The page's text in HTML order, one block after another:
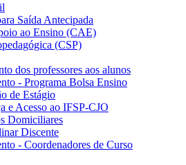
Saída Antecipada
ao Ensino (CAE)
(CSP)
dos professores aos alunos
- Programa Bolsa Ensino
de Estágio
e Acesso ao IFSP-CJO
Domiciliares
Discente
- Coordenadores de Curso